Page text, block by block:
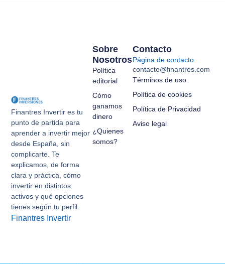
Finantres Invertir es tu
punto de partida para
aprender a invertir mejor
desde España, sin
complicarte. Te
explicamos, de forma
clara y práctica, cómo
invertir en distintos
activos y qué opciones
tienes según tu perfil.
Finantres Invertir
Sobre
Nosotros
Política
editorial
Cómo
ganamos
dinero
¿Quienes
somos?
Contacto
Página de contacto
contacto@finantres.com
Términos de uso
Política de cookies
Política de Privacidad
Aviso legal